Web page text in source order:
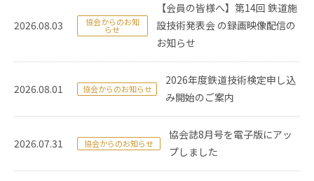
2026.08.03 協会からのお知
らせ
【会員の皆様へ】第14回 鉄道施
設技術発表会 の録画映像配信の
お知らせ
2026.08.01 協会からのお知らせ
2026年度鉄道技術検定申し込
み開始のご案内
2026.07.31 協会からのお知らせ
協会誌8月号を電子版にアッ
プしました